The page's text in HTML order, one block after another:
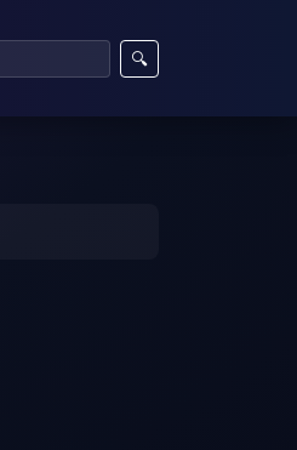
🔍